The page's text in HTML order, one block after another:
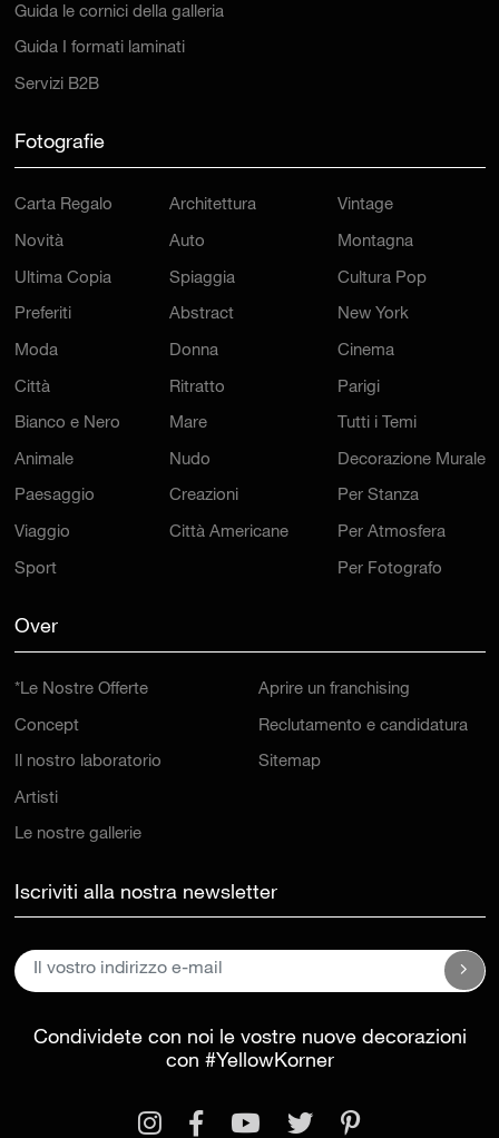
Guida le cornici della galleria
Guida I formati laminati
Servizi B2B
Fotografie
Carta Regalo
Novità
Ultima Copia
Preferiti
Moda
Città
Bianco e Nero
Animale
Paesaggio
Viaggio
Sport
Architettura
Auto
Spiaggia
Abstract
Donna
Ritratto
Mare
Nudo
Creazioni
Città Americane
Vintage
Montagna
Cultura Pop
New York
Cinema
Parigi
Tutti i Temi
Decorazione Murale
Per Stanza
Per Atmosfera
Per Fotografo
Over
*Le Nostre Offerte
Concept
Il nostro laboratorio
Artisti
Le nostre gallerie
Aprire un franchising
Reclutamento e candidatura
Sitemap
Iscriviti alla nostra newsletter
Condividete con noi le vostre nuove decorazioni
con #YellowKorner